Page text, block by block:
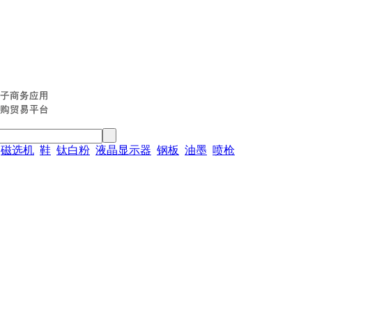
磁选机 鞋 钛白粉 液晶显示器 钢板 油墨 喷枪